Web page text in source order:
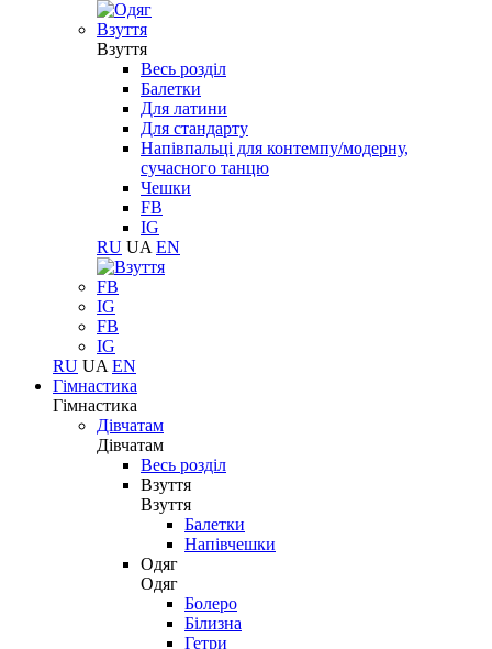
Взуття
Взуття
Весь розділ
Балетки
Для латини
Для стандарту
Напівпальці для контемпу/модерну,
сучасного танцю
Чешки
FB
IG
RU UA EN
FB
IG
FB
IG
RU UA EN
Гімнастика
Гімнастика
Дівчатам
Дівчатам
Весь розділ
Взуття
Взуття
Балетки
Напівчешки
Одяг
Одяг
Болеро
Білизна
Гетри